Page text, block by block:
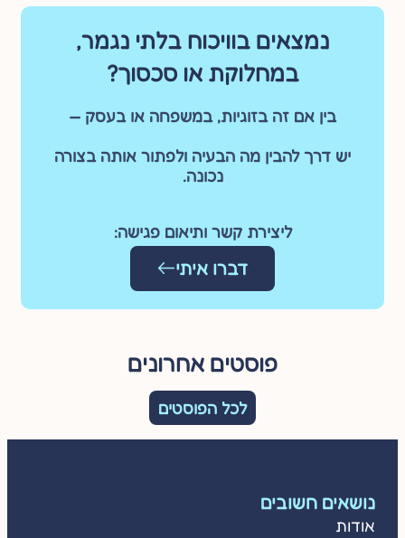
נמצאים בוויכוח בלתי נגמר,
במחלוקת או סכסוך?
בין אם זה בזוגיות, במשפחה או בעסק —
יש דרך להבין מה הבעיה ולפתור אותה בצורה
נכונה.
ליצירת קשר ותיאום פגישה:
דברו איתי
פוסטים אחרונים
לכל הפוסטים
נושאים חשובים
אודות